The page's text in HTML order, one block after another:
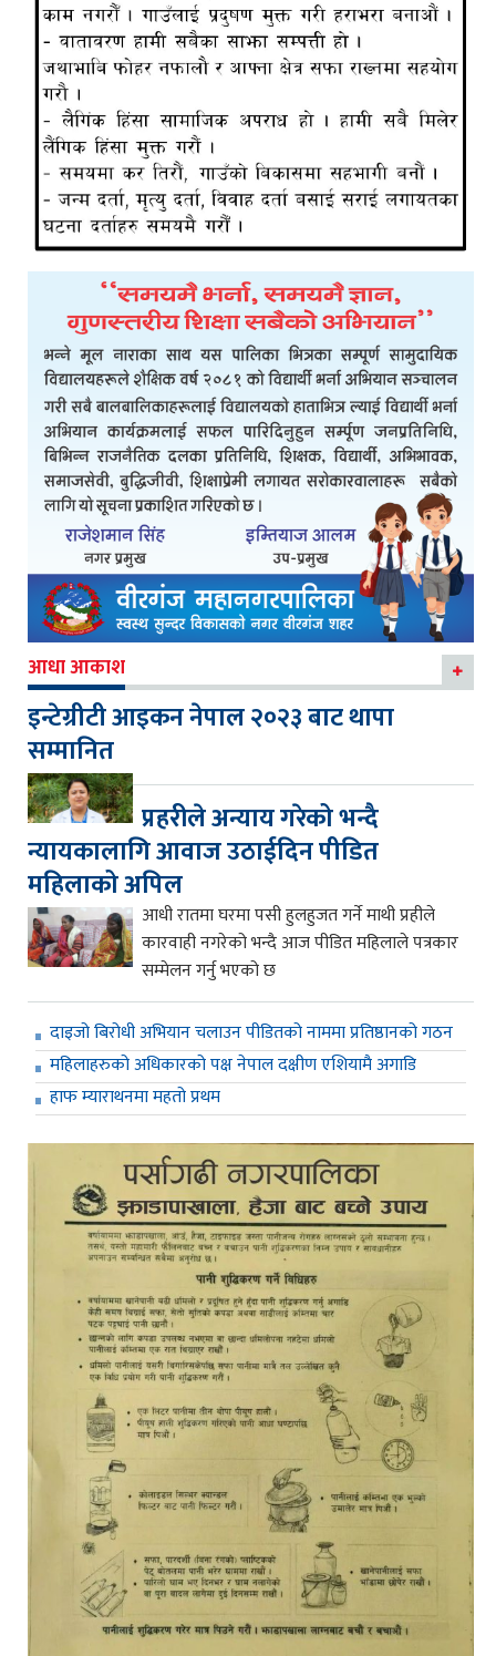
आधा आकाश
इन्टेग्रीटी आइकन नेपाल २०२३ बाट थापा
सम्मानित
प्रहरीले अन्याय गरेको भन्दै
न्यायकालागि आवाज उठाईदिन पीडित
महिलाको अपिल
आधी रातमा घरमा पसी हुलहुजत गर्ने माथी प्रहीले
कारवाही नगरेको भन्दै आज पीडित महिलाले पत्रकार
सम्मेलन गर्नु भएको छ
दाइजो बिरोधी अभियान चलाउन पीडितको नाममा प्रतिष्ठानको गठन
महिलाहरुको अधिकारको पक्ष नेपाल दक्षीण एशियामै अगाडि
हाफ म्याराथनमा महतो प्रथम